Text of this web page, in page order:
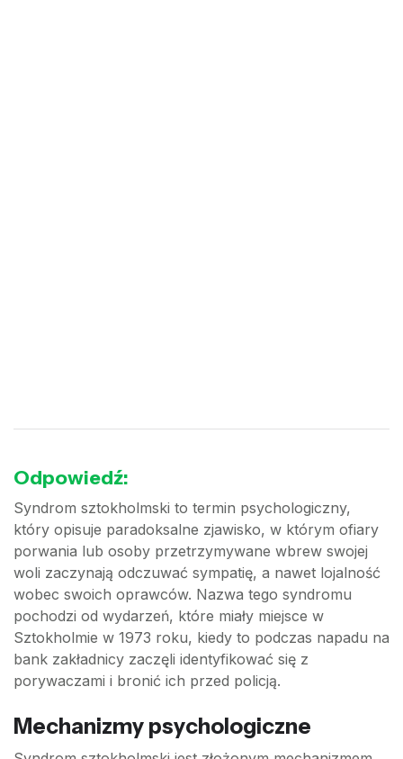
Odpowiedź:
Syndrom sztokholmski to termin psychologiczny,
który opisuje paradoksalne zjawisko, w którym ofiary
porwania lub osoby przetrzymywane wbrew swojej
woli zaczynają odczuwać sympatię, a nawet lojalność
wobec swoich oprawców. Nazwa tego syndromu
pochodzi od wydarzeń, które miały miejsce w
Sztokholmie w 1973 roku, kiedy to podczas napadu na
bank zakładnicy zaczęli identyfikować się z
porywaczami i bronić ich przed policją.
Mechanizmy psychologiczne